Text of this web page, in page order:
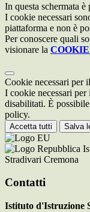
In questa schermata
I cookie necessari
piattaforma e non è
Per conoscere quali
visionare la
Cookie necessari per
I cookie necessari per
disabilitati. È
policy.
Accetta tutti Salva
Stradivari Cremona
Contatti
Istituto d'Istruzione